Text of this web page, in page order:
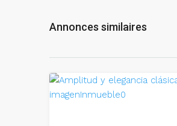
Annonces similaires